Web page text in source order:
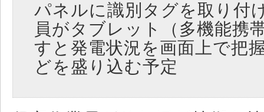
パネルに識別タグを取り付
員がタブレット（多機能携
すと発電状況を画面上で把
どを盛り込む予定